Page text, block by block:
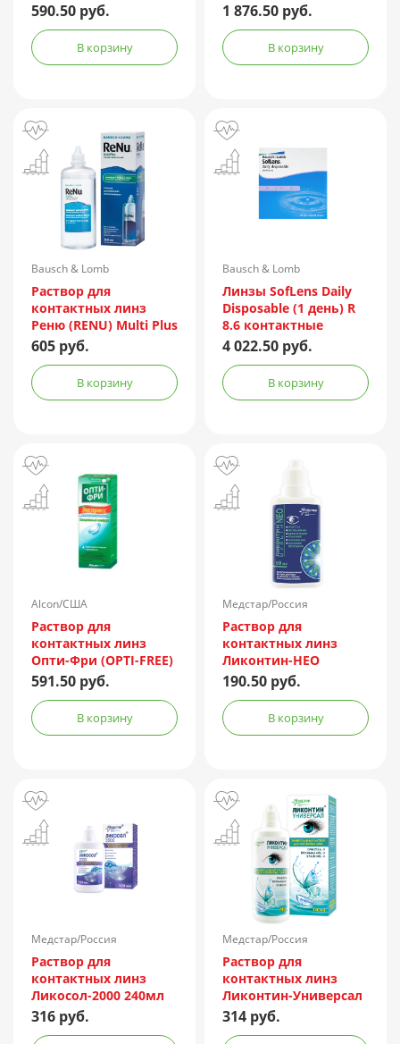
590.50 руб.
В корзину
1 876.50 руб.
В корзину
Bausch & Lomb
Incorporated/Италия
Раствор для
контактных линз
Реню (RENU) Multi Plus
360мл + контейнер
605 руб.
В корзину
Bausch & Lomb
Линзы SofLens Daily
Disposable (1 день) R
8.6 контактные
мягкие корриг. -1,50
4 022.50 руб.
В корзину
Alcon/США
Раствор для
контактных линз
Опти-Фри (OPTI-FREE)
Express 355мл +
контейнер
591.50 руб.
В корзину
Медстар/Россия
Раствор для
контактных линз
Ликонтин-НЕО
Мульти 60мл
190.50 руб.
В корзину
Медстар/Россия
Раствор для
контактных линз
Ликосол-2000 240мл
316 руб.
Медстар/Россия
Раствор для
контактных линз
Ликонтин-Универсал
240мл
314 руб.